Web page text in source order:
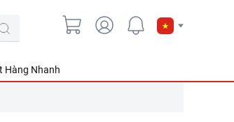
Hàng Nhanh